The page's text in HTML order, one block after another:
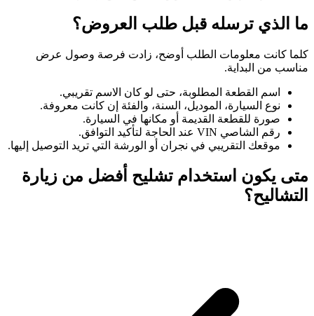
ما الذي ترسله قبل طلب العروض؟
كلما كانت معلومات الطلب أوضح، زادت فرصة وصول عرض
مناسب من البداية.
اسم القطعة المطلوبة، حتى لو كان الاسم تقريبي.
نوع السيارة، الموديل، السنة، والفئة إن كانت معروفة.
صورة للقطعة القديمة أو مكانها في السيارة.
رقم الشاصي VIN عند الحاجة لتأكيد التوافق.
موقعك التقريبي في نجران أو الورشة التي تريد التوصيل إليها.
متى يكون استخدام تشليح أفضل من زيارة
التشاليح؟